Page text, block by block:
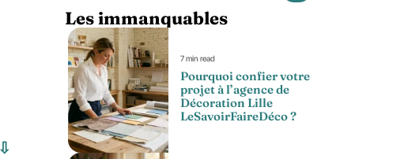
Les immanquables
7 min read
Pourquoi confier votre
projet à l’agence de
Décoration Lille
LeSavoirFaireDéco ?